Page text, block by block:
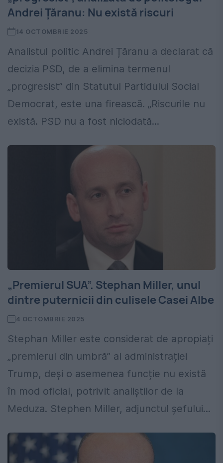
Andrei Țăranu: Nu există riscuri
14 OCTOMBRIE 2025
Analistul politic Andrei Țăranu a declarat că
decizia PSD, de a elimina termenul
„progresist” din Statutul Partidului Social
Democrat, este una firească. „Riscurile nu
există. PSD nu a fost niciodată...
„Premierul SUA”. Stephan Miller, unul
dintre puternicii din culisele Casei Albe
4 OCTOMBRIE 2025
Stephan Miller este considerat de apropiați
„premierul din umbră” al administrației
Trump, deși o asemenea funcție nu există
în mod oficial, potrivit analiștilor de la
Meduza. Stephen Miller, adjunctul șefului...